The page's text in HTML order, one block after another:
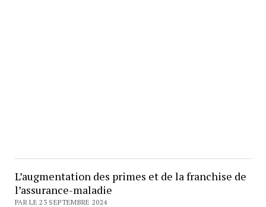
L’augmentation des primes et de la franchise de
l’assurance-maladie
PAR LE 23 SEPTEMBRE 2024